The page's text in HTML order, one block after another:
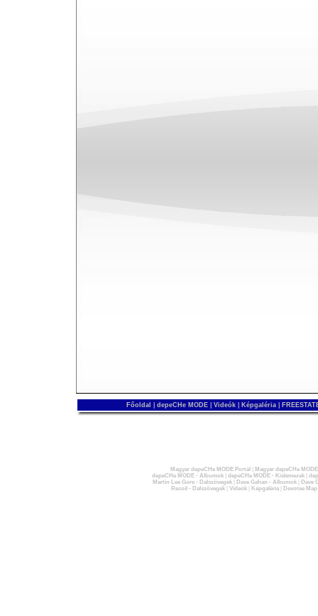
Főoldal depeCHe MODE Videók Képgaléria
Magyar depeCHe MODE Portál
Magyar depeCHe
depeCHe MODE - Albumok| depeCHe MODE - Kislemezek|
Martin Lee Gore - Dalszövegek| Dave Gahan - Albumok|
Dave
Recoil - Dalszövegek| Videók| Képgaléria| Devotee Map